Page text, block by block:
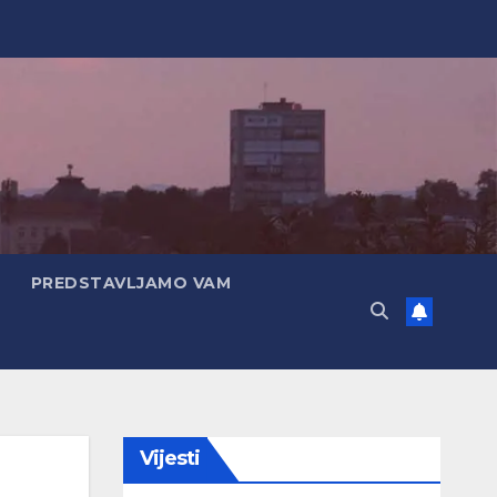
PREDSTAVLJAMO VAM
Vijesti